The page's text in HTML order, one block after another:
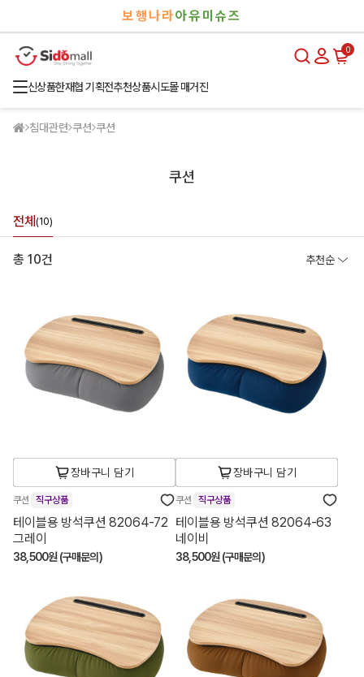
보행나라아유미슈즈
0
신상품한재협 기획전추천상품시도몰 매거진
침대관련 쿠션 쿠션
쿠션
전체 (10)
총 10건 추천순
장바구니 담기
쿠션 직구상품
테이블용 방석쿠션 82064-72
그레이
38,500원 (구매문의)
장바구니 담기
쿠션 직구상품
테이블용 방석쿠션 82064-63
네이비
38,500원 (구매문의)